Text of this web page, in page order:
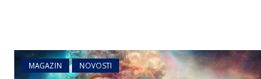
MAGAZIN NOVOSTI